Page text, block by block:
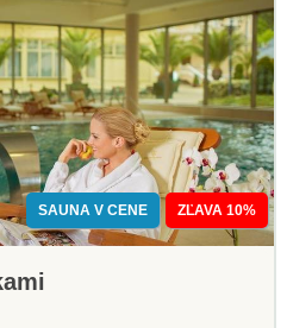
SAUNA V CENE ZĽAVA 10%